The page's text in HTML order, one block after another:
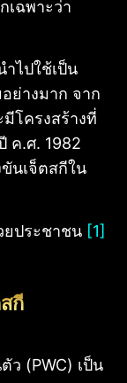
เฉพาะว่า
ไปใช้เป็น
ย่างมาก จาก
โครงสร้างที่
ค.ศ. 1982
นเจ็ตสกีใน
ยประชาชน [1]
กี
ว (PWC) เป็น